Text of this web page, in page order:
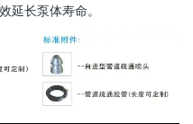
延长泵体寿命。